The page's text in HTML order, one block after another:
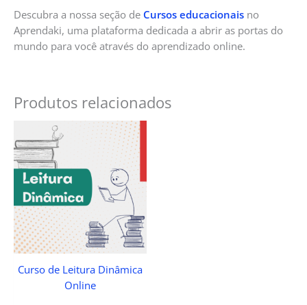
Descubra a nossa seção de Cursos educacionais no
Aprendaki, uma plataforma dedicada a abrir as portas do
mundo para você através do aprendizado online.
Produtos relacionados
Curso de Leitura Dinâmica
Online